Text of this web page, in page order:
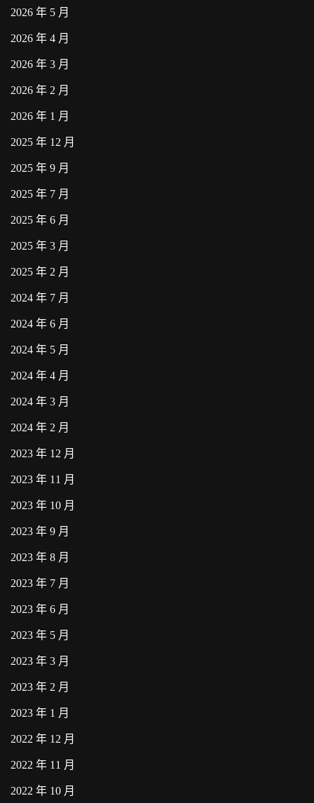
2026 年 5 月
2026 年 4 月
2026 年 3 月
2026 年 2 月
2026 年 1 月
2025 年 12 月
2025 年 9 月
2025 年 7 月
2025 年 6 月
2025 年 3 月
2025 年 2 月
2024 年 7 月
2024 年 6 月
2024 年 5 月
2024 年 4 月
2024 年 3 月
2024 年 2 月
2023 年 12 月
2023 年 11 月
2023 年 10 月
2023 年 9 月
2023 年 8 月
2023 年 7 月
2023 年 6 月
2023 年 5 月
2023 年 3 月
2023 年 2 月
2023 年 1 月
2022 年 12 月
2022 年 11 月
2022 年 10 月